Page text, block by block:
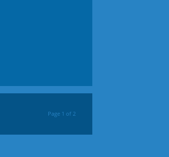
Page 1 of 2